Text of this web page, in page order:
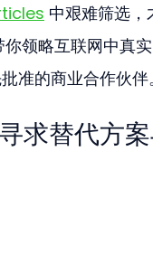
中艰难筛选
领略互联网中真
准的商业合作伙伴。
求替代方